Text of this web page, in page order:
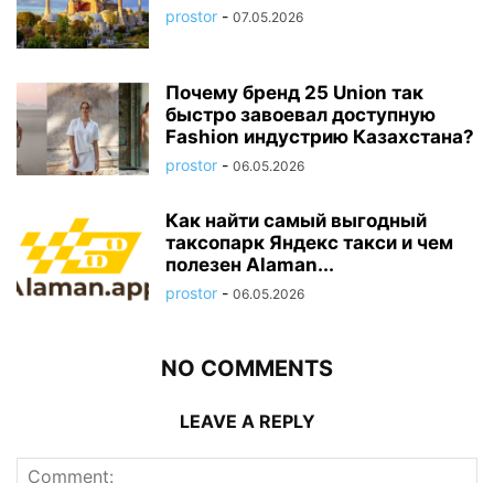
prostor - 07.05.2026
Почему бренд 25 Union так
быстро завоевал доступную
Fashion индустрию Казахстана?
prostor - 06.05.2026
Как найти самый выгодный
таксопарк Яндекс такси и чем
полезен Alaman...
prostor - 06.05.2026
NO COMMENTS
LEAVE A REPLY